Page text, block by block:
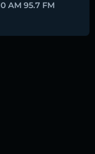
AM 95.7 FM